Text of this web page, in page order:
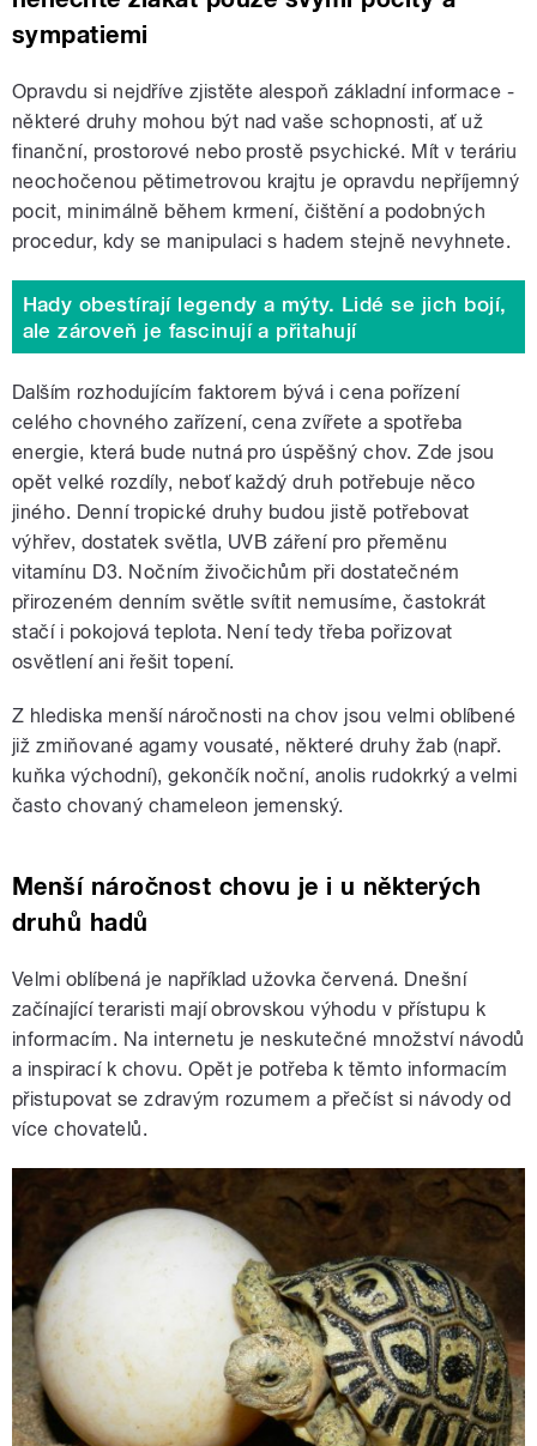
sympatiemi
Opravdu si nejdříve zjistěte alespoň základní informace -
některé druhy mohou být nad vaše schopnosti, ať už
finanční, prostorové nebo prostě psychické. Mít v teráriu
neochočenou pětimetrovou krajtu je opravdu nepříjemný
pocit, minimálně během krmení, čištění a podobných
procedur, kdy se manipulaci s hadem stejně nevyhnete.
Hady obestírají legendy a mýty. Lidé se jich bojí,
ale zároveň je fascinují a přitahují
Dalším rozhodujícím faktorem bývá i cena pořízení
celého chovného zařízení, cena zvířete a spotřeba
energie, která bude nutná pro úspěšný chov. Zde jsou
opět velké rozdíly, neboť každý druh potřebuje něco
jiného. Denní tropické druhy budou jistě potřebovat
výhřev, dostatek světla, UVB záření pro přeměnu
vitamínu D3. Nočním živočichům při dostatečném
přirozeném denním světle svítit nemusíme, častokrát
stačí i pokojová teplota. Není tedy třeba pořizovat
osvětlení ani řešit topení.
Z hlediska menší náročnosti na chov jsou velmi oblíbené
již zmiňované agamy vousaté, některé druhy žab (např.
kuňka východní), gekončík noční, anolis rudokrký a velmi
často chovaný chameleon jemenský.
Menší náročnost chovu je i u některých
druhů hadů
Velmi oblíbená je například užovka červená. Dnešní
začínající teraristi mají obrovskou výhodu v přístupu k
informacím. Na internetu je neskutečné množství návodů
a inspirací k chovu. Opět je potřeba k těmto informacím
přistupovat se zdravým rozumem a přečíst si návody od
více chovatelů.